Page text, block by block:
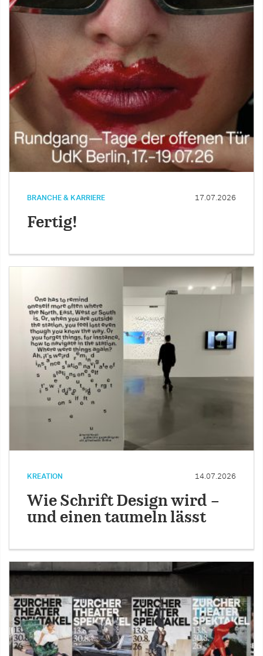
BRANCHE & KARRIERE 17.07.2026
Fertig!
KREATION 14.07.2026
Wie Schrift Design wird –
und einen taumeln lässt